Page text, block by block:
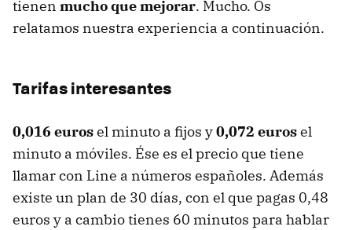
tienen mucho que mejorar. Mucho. Os
relatamos nuestra experiencia a continuación.
Tarifas interesantes
0,016 eurosel minuto a fijos y0,072 eurosel
minuto a móviles. Ése es el precio que tiene
llamar con Line a números españoles. Además
existe un plan de 30 días, con el que pagas 0,48
euros y a cambio tienes 60 minutos para hablar